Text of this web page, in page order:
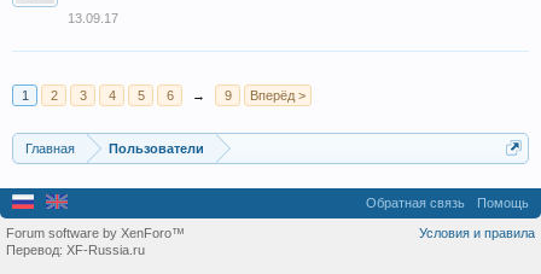
13.09.17
1 2 3 4 5 6 → 9 Вперёд >
Главная Пользователи
Обратная связь Помощь
Условия и правила
Forum software by XenForo™
Перевод: XF-Russia.ru